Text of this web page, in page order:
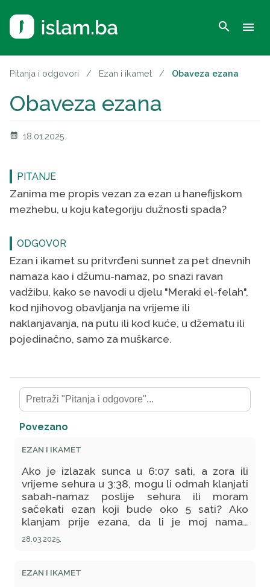
search menu
Pitanja i odgovori / Ezan i ikamet / Obaveza ezana
Obaveza ezana
calendar_month 18.01.2025.
PITANJE
Zanima me propis vezan za ezan u hanefijskom
mezhebu, u koju kategoriju dužnosti spada?
ODGOVOR
Ezan i ikamet su pritvrđeni sunnet za pet dnevnih
namaza kao i džumu-namaz, po snazi ravan
vadžibu, kako se navodi u djelu "Meraki el-felah",
kod njihovog obavljanja na vrijeme ili
naklanjavanja, na putu ili kod kuće, u džematu ili
pojedinačno, samo za muškarce.
Povezano
EZAN I IKAMET
Ako je izlazak sunca u 6:07 sati, a zora ili
vrijeme sehura u 3:38, mogu li odmah klanjati
sabah-namaz poslije sehura ili moram
sačekati ezan koji bude oko 5 sati? Ako
klanjam prije ezana, da li je moj namaz
ispravan?
28.03.2025.
EZAN I IKAMET